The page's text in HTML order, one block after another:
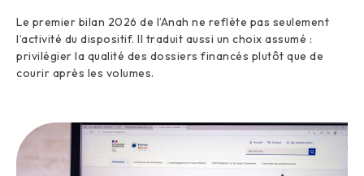
Le premier bilan 2026 de l’Anah ne reflète pas seulement
l’activité du dispositif. Il traduit aussi un choix assumé :
privilégier la qualité des dossiers financés plutôt que de
courir après les volumes.